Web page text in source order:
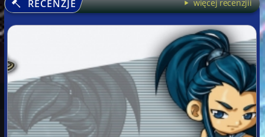
RECENZJE więcej recenzjii